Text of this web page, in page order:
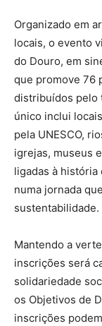
Organizado em
locais, o evento
do Douro, em
que promove 76
distribuídos pelo
único inclui
pela UNESCO,
igrejas, museus
ligadas à
numa jornada
sustentabilidade.
Mantendo a
inscrições será
solidariedade
os Objetivos de
inscrições